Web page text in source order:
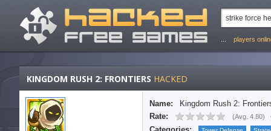
players
KINGDOM RUSH 2: FRONTIERS HACKED
Name:
Kingdom Rush 2:
Rate:
(Avg. 4.80)